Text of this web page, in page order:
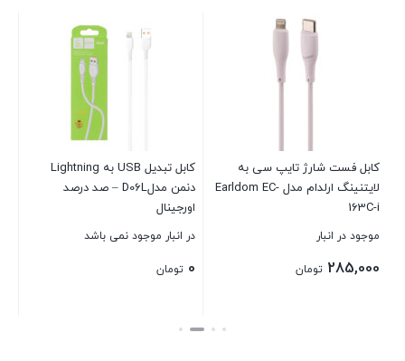
کابل فست شارژ تایپ سی به
لایتنینگ ارلدام مدل Earldom EC-
163C-i
موجود در انبار
285,000 تومان
کابل تبدیل USB به Lightning
دنمن مدلD06L – صد درصد
اورجینال
در انبار موجود نمی باشد
0 تومان
بستن